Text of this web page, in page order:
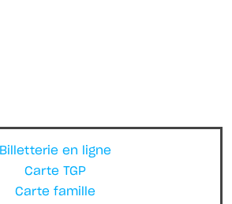
Billetterie en ligne
Carte TGP
Carte famille